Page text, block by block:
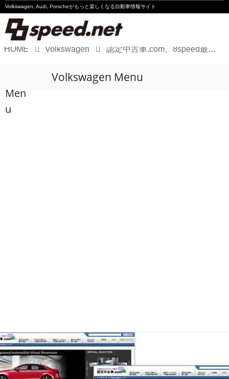
Volkswagen, Audi, Porscheがもっと楽しくなる自動車情報サイト
Audi
HOME Volkswagen 認定中古車.com、8speed最新ニュースへのリンクがスタート!!
Men
u
Volkswagen Menu